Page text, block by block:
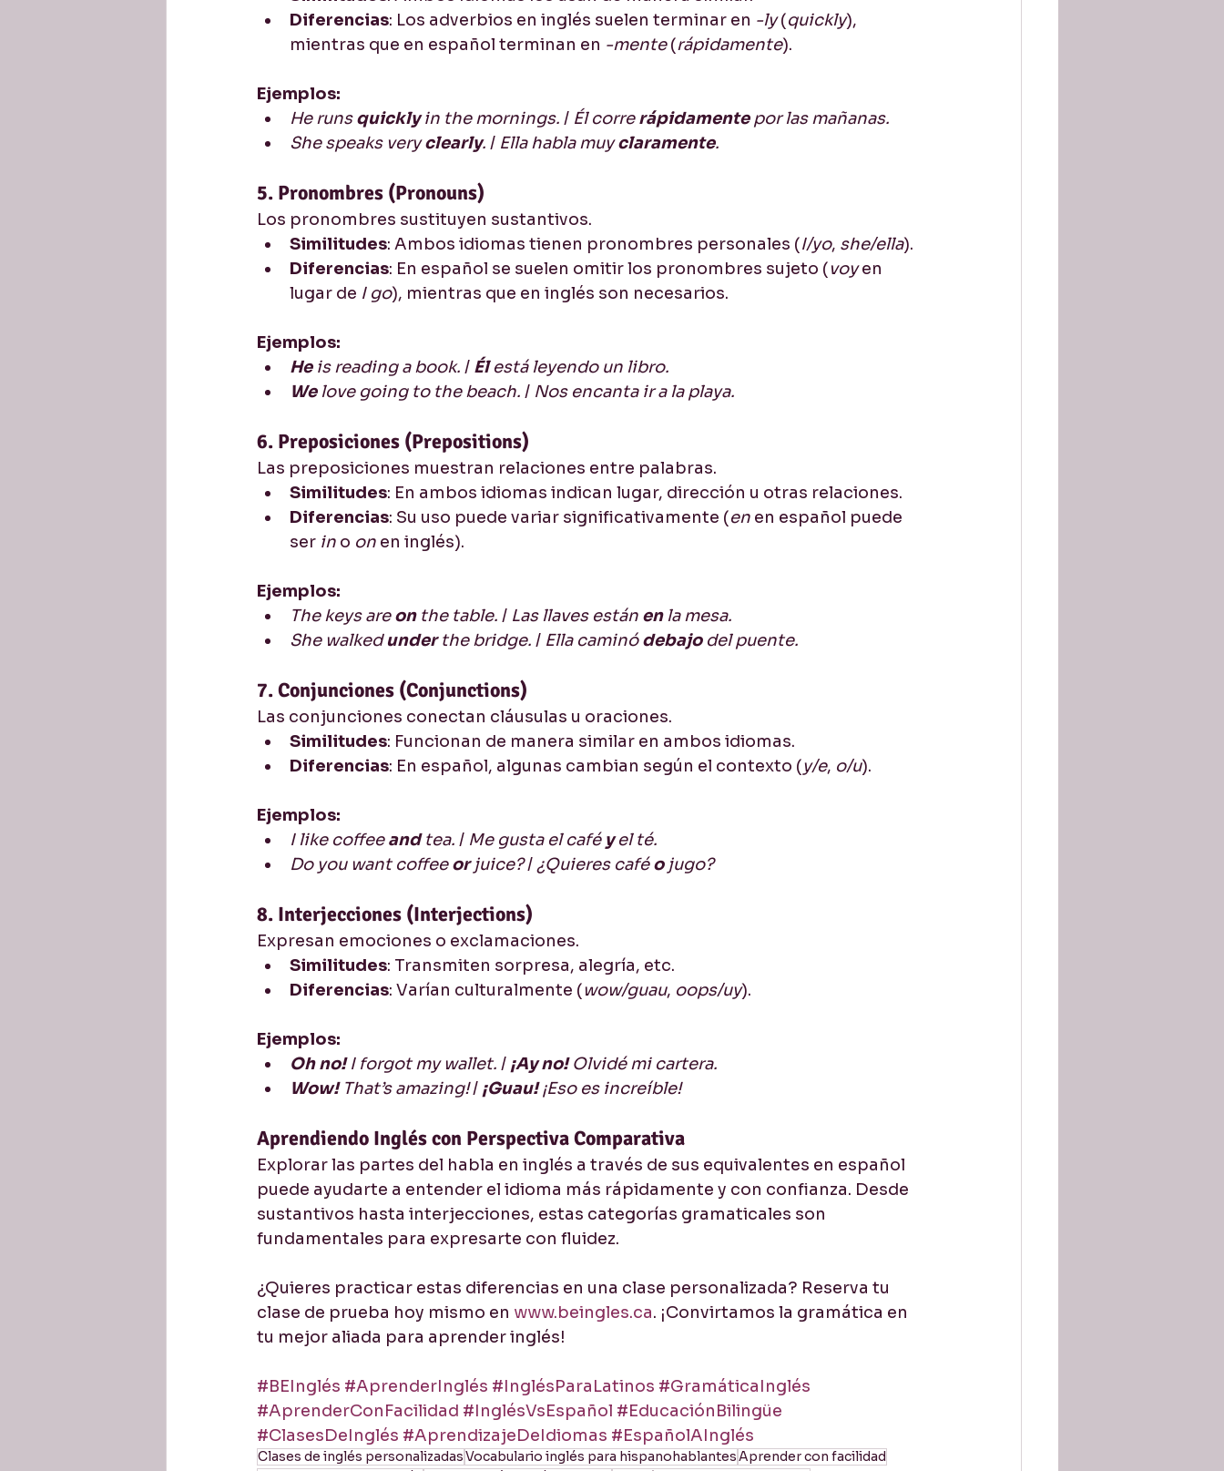
Diferencias: Los adverbios en inglés suelen terminar en -ly (quickly),
mientras que en español terminan en -mente (rápidamente).
Ejemplos:
He runs quickly in the mornings. / Él corre rápidamente por las mañanas.
She speaks very clearly. / Ella habla muy claramente.
5. Pronombres (Pronouns)
Los pronombres sustituyen sustantivos.
Similitudes: Ambos idiomas tienen pronombres personales (I/yo, she/ella).
Diferencias: En español se suelen omitir los pronombres sujeto (voy en
lugar de I go), mientras que en inglés son necesarios.
Ejemplos:
He is reading a book. / Él está leyendo un libro.
We love going to the beach. / Nos encanta ir a la playa.
6. Preposiciones (Prepositions)
Las preposiciones muestran relaciones entre palabras.
Similitudes: En ambos idiomas indican lugar, dirección u otras relaciones.
Diferencias: Su uso puede variar significativamente (en en español puede
ser in o on en inglés).
Ejemplos:
The keys are on the table. / Las llaves están en la mesa.
She walked under the bridge. / Ella caminó debajo del puente.
7. Conjunciones (Conjunctions)
Las conjunciones conectan cláusulas u oraciones.
Similitudes: Funcionan de manera similar en ambos idiomas.
Diferencias: En español, algunas cambian según el contexto (y/e, o/u).
Ejemplos:
I like coffee and tea. / Me gusta el café y el té.
Do you want coffee or juice? / ¿Quieres café o jugo?
8. Interjecciones (Interjections)
Expresan emociones o exclamaciones.
Similitudes: Transmiten sorpresa, alegría, etc.
Diferencias: Varían culturalmente (wow/guau, oops/uy).
Ejemplos:
Oh no! I forgot my wallet. / ¡Ay no! Olvidé mi cartera.
Wow! That’s amazing! / ¡Guau! ¡Eso es increíble!
Aprendiendo Inglés con Perspectiva Comparativa
Explorar las partes del habla en inglés a través de sus equivalentes en español
puede ayudarte a entender el idioma más rápidamente y con confianza. Desde
sustantivos hasta interjecciones, estas categorías gramaticales son
fundamentales para expresarte con fluidez.
¿Quieres practicar estas diferencias en una clase personalizada? Reserva tu
clase de prueba hoy mismo en www.beingles.ca. ¡Convirtamos la gramática en
tu mejor aliada para aprender inglés!
#BEInglés #AprenderInglés #InglésParaLatinos #GramáticaInglés
#AprenderConFacilidad #InglésVsEspañol #EducaciónBilingüe
#ClasesDeInglés #AprendizajeDeIdiomas #EspañolAInglés
Clases de inglés personalizadasVocabulario inglés para hispanohablantesAprender con facilidad